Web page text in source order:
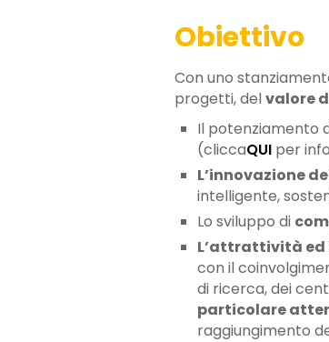
Obiettivo
Con uno
progetti, delvalore
Il potenziamento
(cliccaQUI per
L’innovazione
intelligente,
Lo sviluppo di
L’attrattività
con il
di ricerca, dei
particolare
raggiungimento